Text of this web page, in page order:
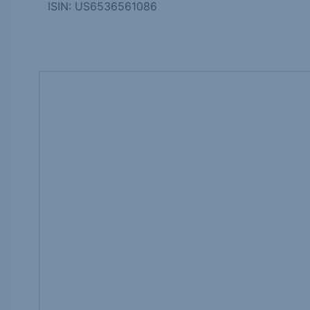
ISIN: US6536561086